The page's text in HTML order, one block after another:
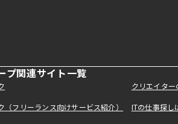
プ関連サイト一覧
クリエイタ
（フリーランス向けサービス紹介） ITの仕事探